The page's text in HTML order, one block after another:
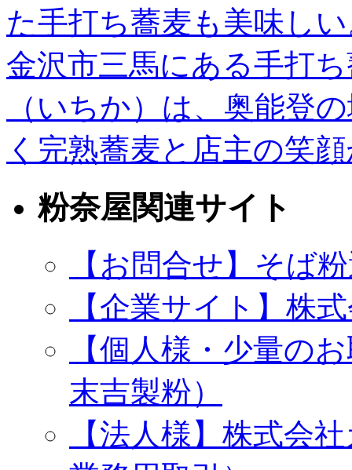
た手打ち蕎麦も美味し
金沢市三馬にある手打
（いちか）は、奥能登
く完熟蕎麦と店主の笑
粉奈屋関連サイト
【お問合せ】そば
【企業サイト】株
【個人様・少量の
末吉製粉）
【法人様】株式会